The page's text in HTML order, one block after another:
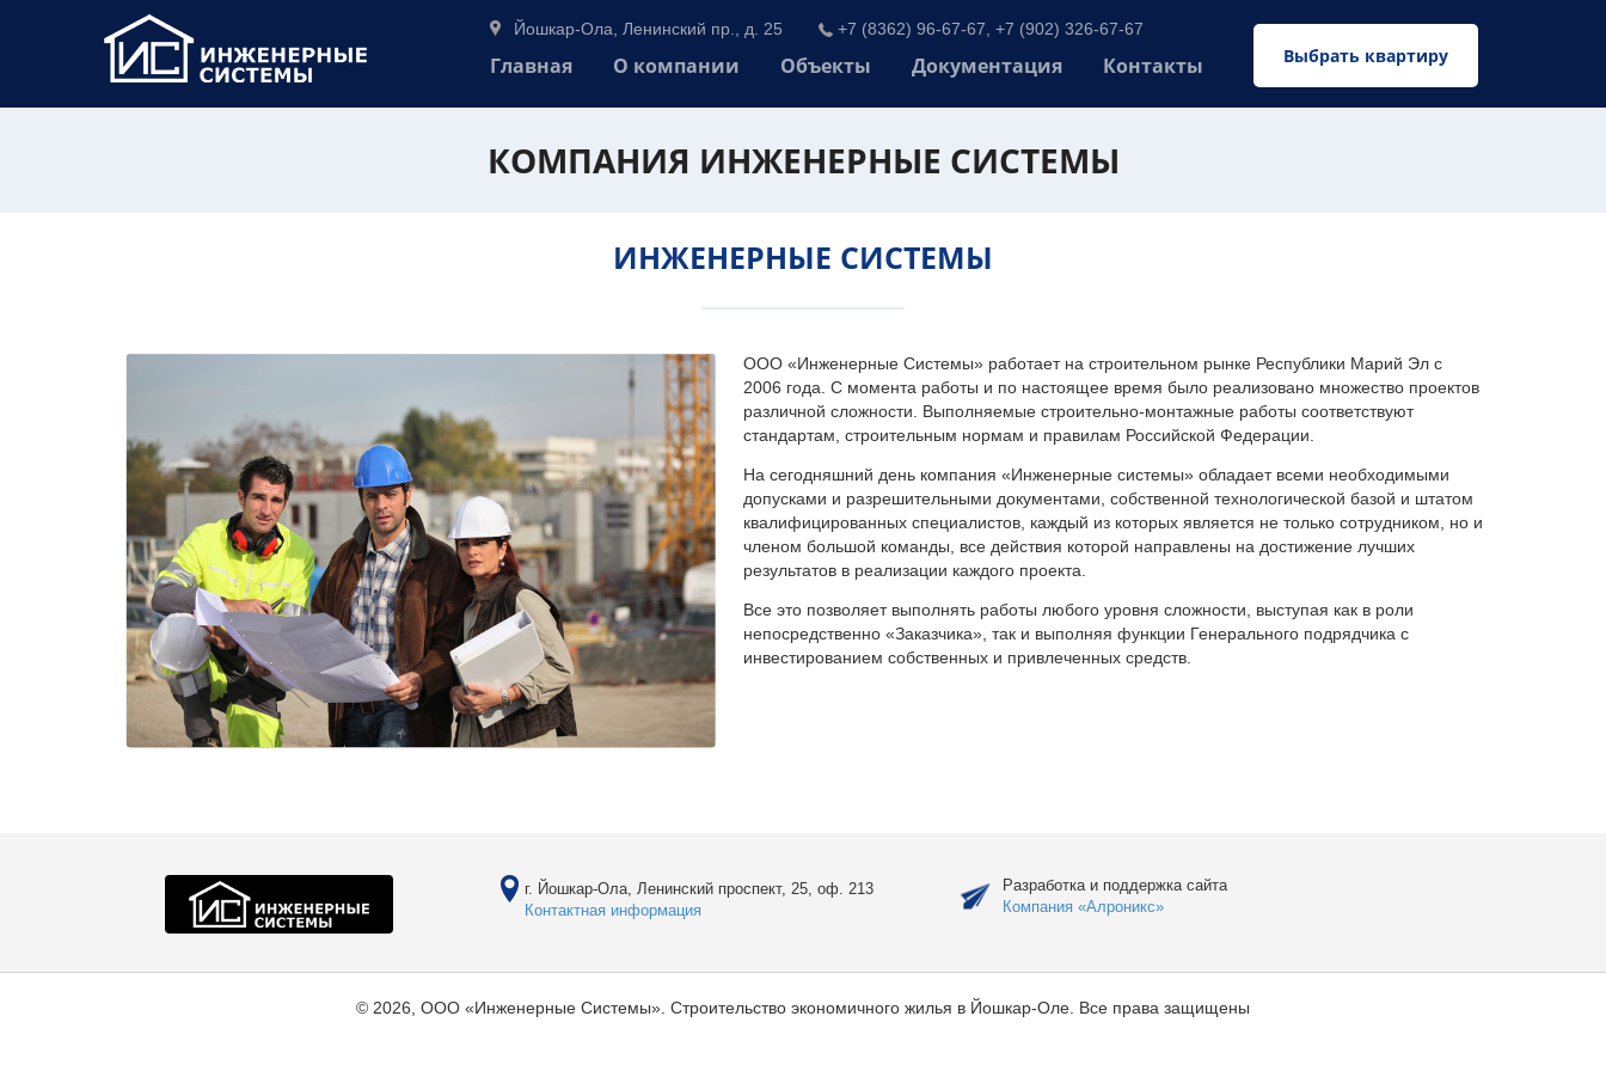
Выбрать квартиру
Йошкар-Ола, Ленинский пр., д. 25 +7 (8362) 96-67-67, +7 (902) 326-67-67
Главная О компании Объекты Документация Контакты
КОМПАНИЯ ИНЖЕНЕРНЫЕ СИСТЕМЫ
ИНЖЕНЕРНЫЕ СИСТЕМЫ
ООО «Инженерные Системы» работает на строительном рынке Республики Марий Эл с
2006 года. С момента работы и по настоящее время было реализовано множество проектов
различной сложности. Выполняемые строительно-монтажные работы соответствуют
стандартам, строительным нормам и правилам Российской Федерации.
На сегодняшний день компания «Инженерные системы» обладает всеми необходимыми
допусками и разрешительными документами, собственной технологической базой и штатом
квалифицированных специалистов, каждый из которых является не только сотрудником, но и
членом большой команды, все действия которой направлены на достижение лучших
результатов в реализации каждого проекта.
Все это позволяет выполнять работы любого уровня сложности, выступая как в роли
непосредственно «Заказчика», так и выполняя функции Генерального подрядчика с
инвестированием собственных и привлеченных средств.
г. Йошкар-Ола, Ленинский проспект, 25, оф. 213
Контактная информация
Разработка и поддержка сайта
Компания «Алроникс»
© 2026, ООО «Инженерные Системы». Строительство экономичного жилья в Йошкар-Оле. Все права защищены